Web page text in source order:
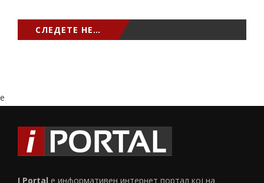
СЛЕДЕТЕ НЕ…
e
I Portal е информативен интернет портал кој на